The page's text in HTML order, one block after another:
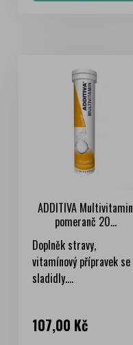
ADDITIVA Multivitamin
pomeranč 20...
Doplněk stravy,
vitamínový přípravek se
sladidly....
Cena
107,00 Kč